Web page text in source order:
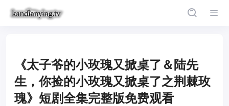
《太子爷的小玫瑰又掀桌了＆陆先
生，你捡的小玫瑰又掀桌了之荆棘玫
瑰》短剧全集完整版免费观看